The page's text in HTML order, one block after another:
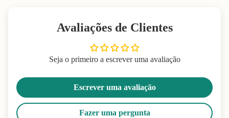
Avaliações de Clientes
Seja o primeiro a escrever uma avaliação
Escrever uma avaliação
Fazer uma pergunta